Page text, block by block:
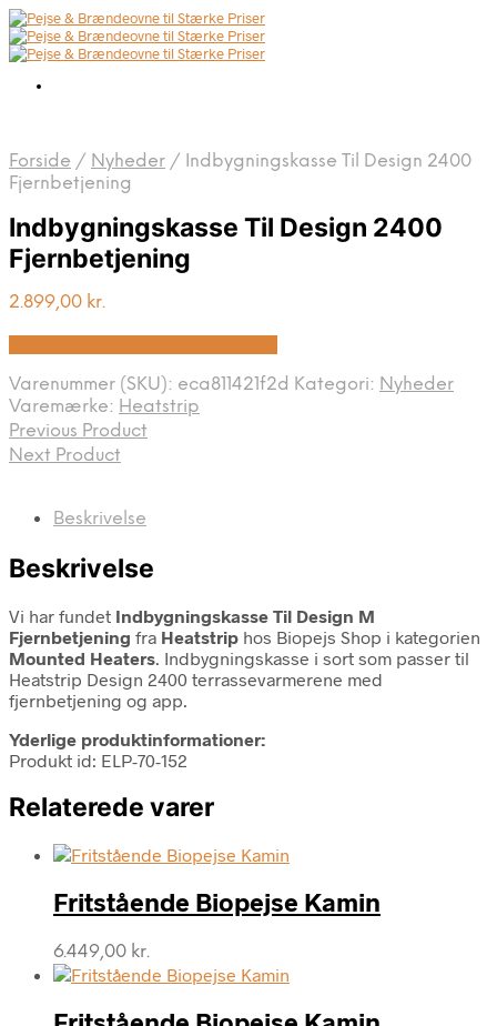
Forside / Nyheder / Indbygningskasse Til Design 2400
Fjernbetjening
Indbygningskasse Til Design 2400
Fjernbetjening
2.899,00 kr.
Varenummer (SKU): eca811421f2d Kategori: Nyheder
Varemærke: Heatstrip
Previous Product
Next Product
Beskrivelse
Beskrivelse
Vi har fundet Indbygningskasse Til Design M
Fjernbetjening fra Heatstrip hos Biopejs Shop i kategorien
Mounted Heaters. Indbygningskasse i sort som passer til
Heatstrip Design 2400 terrassevarmerene med
fjernbetjening og app.
Yderlige produktinformationer:
Produkt id: ELP-70-152
Relaterede varer
Fritstående Biopejse Kamin
6.449,00 kr.